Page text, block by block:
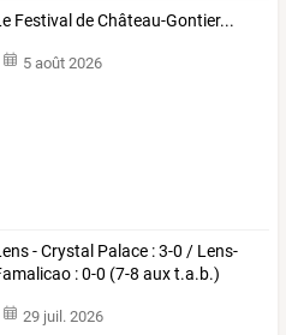
Festival de Château-Gontier...
5 août 2026
- Crystal Palace : 3-0 / Lens-
: 0-0 (7-8 aux t.a.b.)
29 juil. 2026